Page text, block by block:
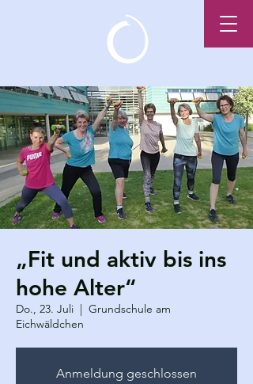
„Fit und aktiv bis ins
hohe Alter“
Do., 23. Juli
  |
Grundschule am
Eichwäldchen
Anmeldung geschlossen